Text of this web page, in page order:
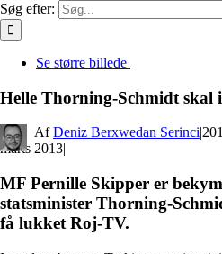
Søg efter:
Se større billede
Helle Thorning-Schmidt skal
By Deniz Berxwedan Serinci|
marts 2013|
MF Pernille Skipper er
statsminister Thorning-
få lukket Roj-TV.